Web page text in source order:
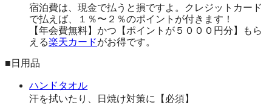
宿泊費は、現金で払うと損ですよ。クレジットカード
で払えば、１％〜２％のポイントが付きます！
【年会費無料】かつ【ポイントが５０００円分】もら
える楽天カードがお得です。
■日用品
ハンドタオル
汗を拭いたり、日焼け対策に【必須】